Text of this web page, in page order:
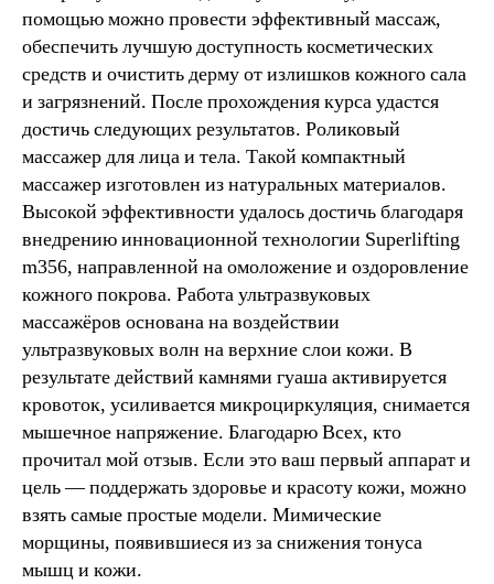
помощью можно провести эффективный массаж,
обеспечить лучшую доступность косметических
средств и очистить дерму от излишков кожного сала
и загрязнений. После прохождения курса удастся
достичь следующих результатов. Роликовый
массажер для лица и тела. Такой компактный
массажер изготовлен из натуральных материалов.
Высокой эффективности удалось достичь благодаря
внедрению инновационной технологии Superlifting
m356, направленной на омоложение и оздоровление
кожного покрова. Работа ультразвуковых
массажёров основана на воздействии
ультразвуковых волн на верхние слои кожи. В
результате действий камнями гуаша активируется
кровоток, усиливается микроциркуляция, снимается
мышечное напряжение. Благодарю Всех, кто
прочитал мой отзыв. Если это ваш первый аппарат и
цель — поддержать здоровье и красоту кожи, можно
взять самые простые модели. Мимические
морщины, появившиеся из за снижения тонуса
мышц и кожи.